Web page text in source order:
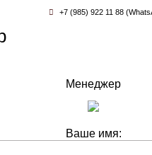
+7 (985) 922 11 88
Менеджер
Ваше имя: